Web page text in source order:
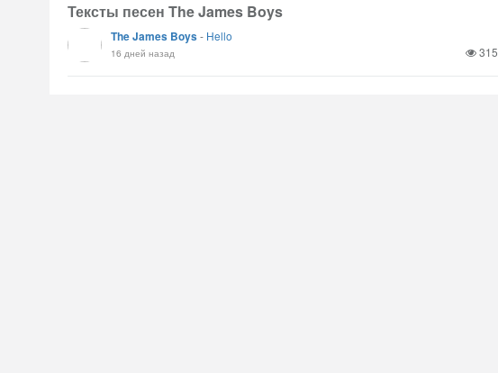
Тексты песен The James Boys
The James Boys- Hello
16 дней назад 315